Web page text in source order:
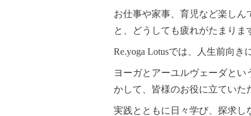
お仕事や家事、育児など楽しん
と、どうしても疲れがたまりま
Re.yoga Lotusでは、人生前向
ヨーガとアーユルヴェーダと
かして、皆様のお役に立ていた
実践とともに日々学び、探求し